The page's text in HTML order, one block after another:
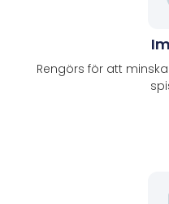
Rengörs för att